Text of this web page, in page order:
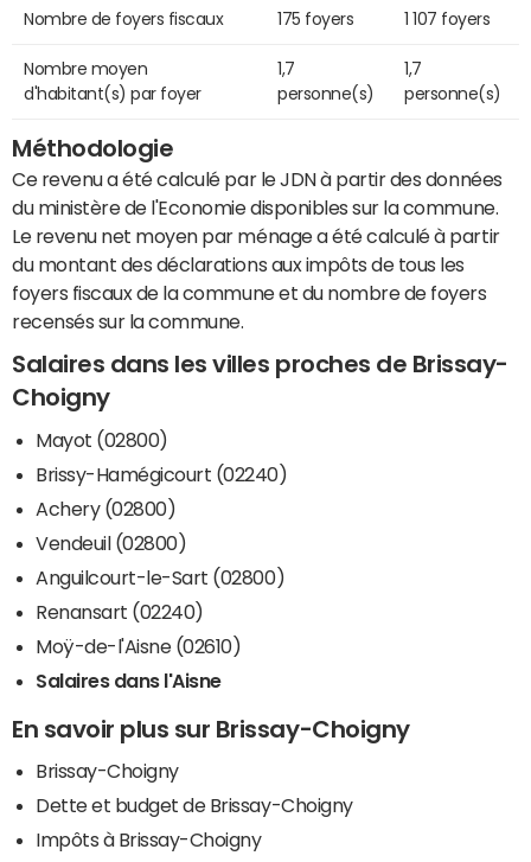
Nombre de foyers fiscaux 175 foyers 1 107 foyers
Nombre moyen
d'habitant(s) par foyer
1,7
personne(s)
1,7
personne(s)
Méthodologie
Ce revenu a été calculé par le JDN à partir des données
du ministère de l'Economie disponibles sur la commune.
Le revenu net moyen par ménage a été calculé à partir
du montant des déclarations aux impôts de tous les
foyers fiscaux de la commune et du nombre de foyers
recensés sur la commune.
Salaires dans les villes proches de Brissay-
Choigny
Mayot (02800)
Brissy-Hamégicourt (02240)
Achery (02800)
Vendeuil (02800)
Anguilcourt-le-Sart (02800)
Renansart (02240)
Moÿ-de-l'Aisne (02610)
Salaires dans l'Aisne
En savoir plus sur Brissay-Choigny
Brissay-Choigny
Dette et budget de Brissay-Choigny
Impôts à Brissay-Choigny